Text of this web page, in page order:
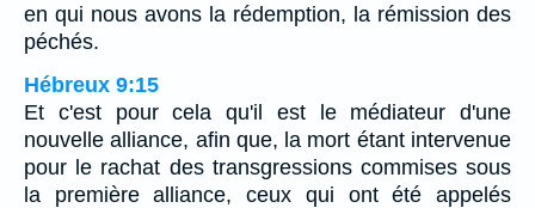
en qui nous avons la rédemption, la rémission des
péchés.
Hébreux 9:15
Et c'est pour cela qu'il est le médiateur d'une
nouvelle alliance, afin que, la mort étant intervenue
pour le rachat des transgressions commises sous
la première alliance, ceux qui ont été appelés